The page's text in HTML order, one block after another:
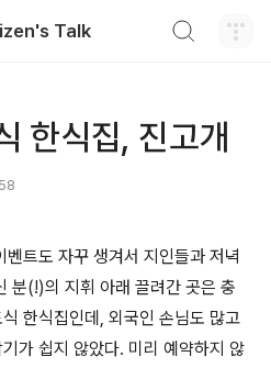
Talk
한식집, 진고개
트도 자꾸 생겨서 지인들과 저녁
분(!)의 지휘 아래 끌려간 곳은 충
한식집인데, 외국인 손님도 많고
가 쉽지 않았다. 미리 예약하지 않